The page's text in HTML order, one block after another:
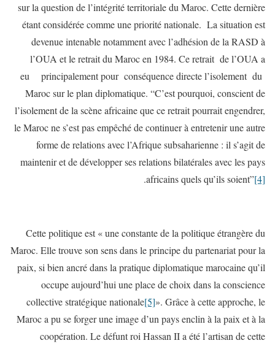
sur la question de l’intégrité territoriale du Maroc. Cette dernière
étant considérée comme une priorité nationale. La situation est
devenue intenable notamment avec l’adhésion de la RASD à
l’OUA et le retrait du Maroc en 1984. Ce retrait de l’OUA a
eu principalement pour conséquence directe l’isolement du
Maroc sur le plan diplomatique. “C’est pourquoi, conscient de
l’isolement de la scène africaine que ce retrait pourrait engendrer,
le Maroc ne s’est pas empêché de continuer à entretenir une autre
forme de relations avec l’Afrique subsaharienne : il s’agit de
maintenir et de développer ses relations bilatérales avec les pays
africains quels qu’ils soient”[4]
.
Cette politique est « une constante de la politique étrangère du
Maroc. Elle trouve son sens dans le principe du partenariat pour la
paix, si bien ancré dans la pratique diplomatique marocaine qu’il
occupe aujourd’hui une place de choix dans la conscience
collective stratégique nationale[5]». Grâce à cette approche, le
Maroc a pu se forger une image d’un pays enclin à la paix et à la
coopération. Le défunt roi Hassan II a été l’artisan de cette